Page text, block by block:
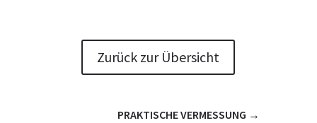
Zurück zur Übersicht
PRAKTISCHE VERMESSUNG →